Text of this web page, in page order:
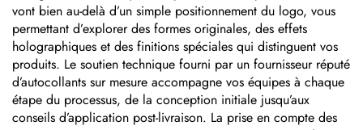
vont bien au-delà d’un simple positionnement du logo, vous
permettant d’explorer des formes originales, des effets
holographiques et des finitions spéciales qui distinguent vos
produits. Le soutien technique fourni par un fournisseur réputé
d’autocollants sur mesure accompagne vos équipes à chaque
étape du processus, de la conception initiale jusqu’aux
conseils d’application post-livraison. La prise en compte des